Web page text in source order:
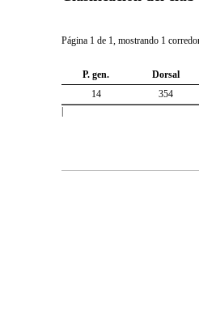
Página 1 de 1, mostrando 1
P. gen. Dorsal
14
354
|